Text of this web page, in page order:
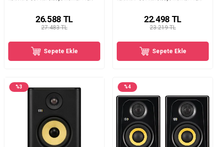
27.483 TL
26.588TL
Sepete Ekle
23.219 TL
22.498TL
Sepete Ekle
%3 %4